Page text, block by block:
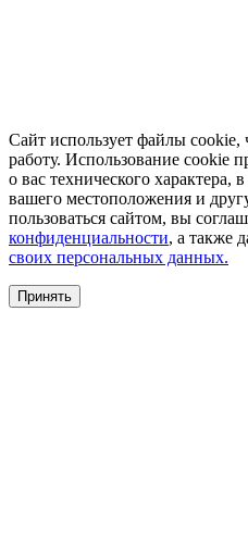
Сайт использует файлы cookie,
работу. Использование cookie
о вас технического характера,
вашего местоположения и
пользоваться сайтом, вы
конфиденциальности, а также
своих персональных данных.
Принять